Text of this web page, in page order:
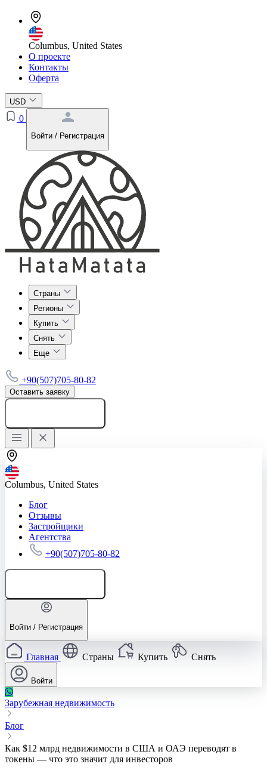
Columbus, United States
О проекте
Контакты
Оферта
USD
0
Войти / Регистрация
Страны
Регионы
Купить
Снять
Еще
+90(507)705-80-82
Оставить заявку
Columbus, United States
Блог
Отзывы
Застройщики
Агентства
+90(507)705-80-82
Войти / Регистрация
Главная Страны Купить Снять
Войти
Зарубежная недвижимость
Блог
Как $12 млрд недвижимости в США и ОАЭ переводят в
токены — что это значит для инвесторов